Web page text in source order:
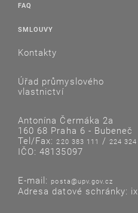
FAQ
SMLOUVY
Kontakty
Úřad průmyslového
vlastnictví
Antonína Čermáka 2a
160 68 Praha 6 - Bubeneč
Tel/Fax:220 383 111 /224
IČO: 48135097
E-mail: posta@upv.gov.cz
Adresa datové schránky: